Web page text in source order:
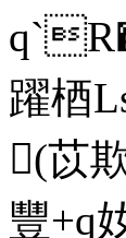
躍梄
(苡
豐+q